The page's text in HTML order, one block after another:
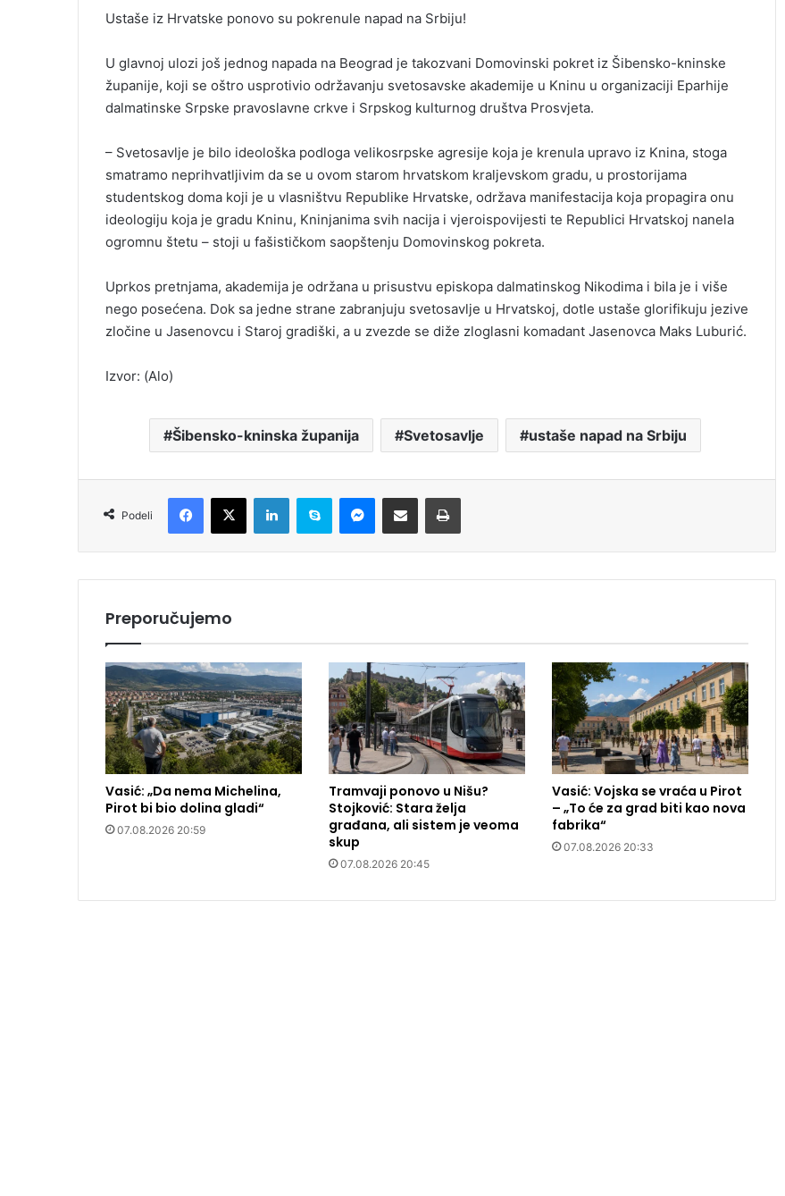
Ustaše iz Hrvatske ponovo su pokrenule napad na Srbiju!
U glavnoj ulozi još jednog napada na Beograd je takozvani Domovinski pokret iz Šibensko-kninske
županije, koji se oštro usprotivio održavanju svetosavske akademije u Kninu u organizaciji Eparhije
dalmatinske Srpske pravoslavne crkve i Srpskog kulturnog društva Prosvjeta.
– Svetosavlje je bilo ideološka podloga velikosrpske agresije koja je krenula upravo iz Knina, stoga
smatramo neprihvatljivim da se u ovom starom hrvatskom kraljevskom gradu, u prostorijama
studentskog doma koji je u vlasništvu Republike Hrvatske, održava manifestacija koja propagira onu
ideologiju koja je gradu Kninu, Kninjanima svih nacija i vjeroispovijesti te Republici Hrvatskoj nanela
ogromnu štetu – stoji u fašističkom saopštenju Domovinskog pokreta.
Uprkos pretnjama, akademija je održana u prisustvu episkopa dalmatinskog Nikodima i bila je i više
nego posećena. Dok sa jedne strane zabranjuju svetosavlje u Hrvatskoj, dotle ustaše glorifikuju jezive
zločine u Jasenovcu i Staroj gradiški, a u zvezde se diže zloglasni komadant Jasenovca Maks Luburić.
Izvor: (Alo)
Šibensko-kninska županija Svetosavlje ustaše napad na Srbiju
Podeli
Preporučujemo
Vasić: „Da nema Michelina,
Pirot bi bio dolina gladi“
07.08.2026 20:59
Tramvaji ponovo u Nišu?
Stojković: Stara želja
građana, ali sistem je veoma
skup
07.08.2026 20:45
Vasić: Vojska se vraća u Pirot
– „To će za grad biti kao nova
fabrika“
07.08.2026 20:33